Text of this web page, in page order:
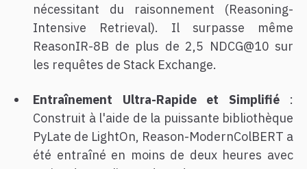
nécessitant du raisonnement (Reasoning-
Intensive Retrieval). Il surpasse même
ReasonIR-8B de plus de 2,5 NDCG@10 sur
les requêtes de Stack Exchange.
Entraînement Ultra-Rapide et Simplifié:
Construit à l'aide de la puissante bibliothèque
PyLate de LightOn, Reason-ModernColBERT a
été entraîné en moins de deux heures avec